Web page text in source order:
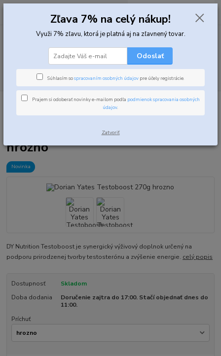
Hľadať
0,00 EUR
Podpora testosterónu Komplexné testosterón boostre
Dorian
Dorian Yates Testoboost 270g
hrozno
Novinka
DY Nutrition Testoboost je synergický výživový doplnok určený na
podporu prirodzenej tvorby testosterónu a zvýšenie energie. celý popis
Dostupnosť
Skladom
Doba dodania
Doručenie zajtra do 17:00. Stačí objednať dnes do
11:00.
Príchuť
Zľava 7% na celý nákup!
Využi 7% zľavu, ktorá je platná aj na zľavnený tovar.
Odoslať
Súhlasím sospracovaním osobných údajov pre účely registrácie.
Prajem si odoberať novinky e-mailom podľa podmienok spracovania osobných
údajov.
Zatvoriť